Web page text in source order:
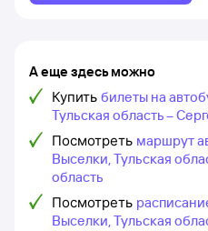
А еще здесь можно
Купить билеты на
Тульская область –
Посмотреть маршрут
Выселки, Тульская
область
Посмотреть
Выселки, Тульская